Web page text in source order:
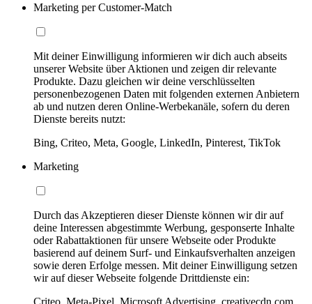
Marketing per Customer-Match
Mit deiner Einwilligung informieren wir dich auch abseits
unserer Website über Aktionen und zeigen dir relevante
Produkte. Dazu gleichen wir deine verschlüsselten
personenbezogenen Daten mit folgenden externen Anbietern
ab und nutzen deren Online-Werbekanäle, sofern du deren
Dienste bereits nutzt:
Bing, Criteo, Meta, Google, LinkedIn, Pinterest, TikTok
Marketing
Durch das Akzeptieren dieser Dienste können wir dir auf
deine Interessen abgestimmte Werbung, gesponserte Inhalte
oder Rabattaktionen für unsere Webseite oder Produkte
basierend auf deinem Surf- und Einkaufsverhalten anzeigen
sowie deren Erfolge messen. Mit deiner Einwilligung setzen
wir auf dieser Webseite folgende Drittdienste ein:
Criteo, Meta-Pixel, Microsoft Advertising, creativecdn.com